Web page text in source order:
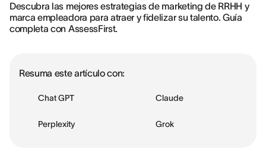
Descubra las mejores estrategias de marketing de RRHH y
marca empleadora para atraer y fidelizar su talento. Guía
completa con AssessFirst.
Resuma este artículo con:
Chat GPT Claude
Perplexity Grok